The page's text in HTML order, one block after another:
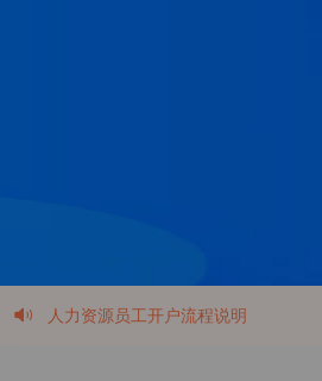
人力资源员工开户流程说明